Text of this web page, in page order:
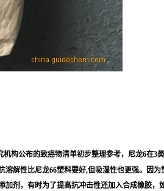
构公布的致癌物清单初步整理参考，尼龙6在3
解性比尼龙66塑料要好,但吸湿性也更强。因
剂，有时为了提高抗冲击性还加入合成橡胶